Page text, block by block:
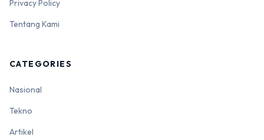
Privacy Policy
Tentang Kami
CATEGORIES
Nasional
Tekno
Artikel